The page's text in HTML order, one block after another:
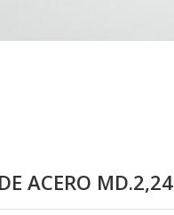
ACERO MD.2,24